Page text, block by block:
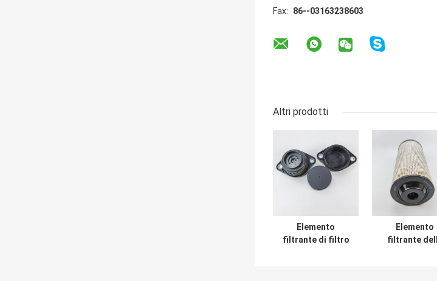
Fax:
86--03163238603
Altri prodotti
Elemento
filtrante di filtro
Elemento
filtrante